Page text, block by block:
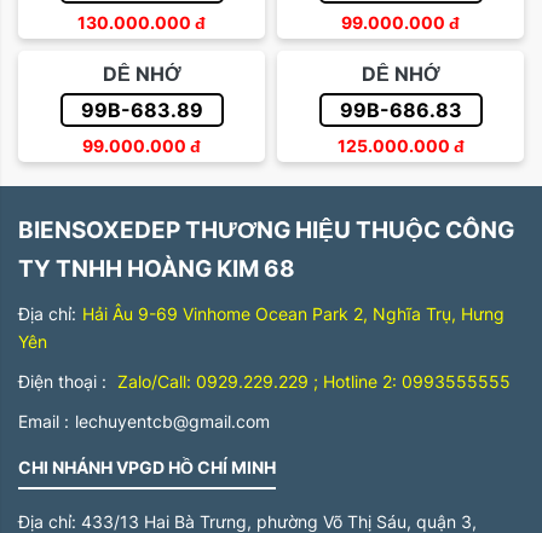
130.000.000 đ 99.000.000 đ
DỄ NHỚ
99B-683.89
99.000.000 đ
DỄ NHỚ
99B-686.83
125.000.000 đ
BIENSOXEDEP THƯƠNG HIỆU THUỘC CÔNG
TY TNHH HOÀNG KIM 68
Địa chỉ: Hải Âu 9-69 Vinhome Ocean Park 2, Nghĩa Trụ, Hưng
Yên
Điện thoại : Zalo/Call: 0929.229.229 ; Hotline 2: 0993555555
Email : lechuyentcb@gmail.com
CHI NHÁNH VPGD HỒ CHÍ MINH
Địa chỉ: 433/13 Hai Bà Trưng, phường Võ Thị Sáu, quận 3,